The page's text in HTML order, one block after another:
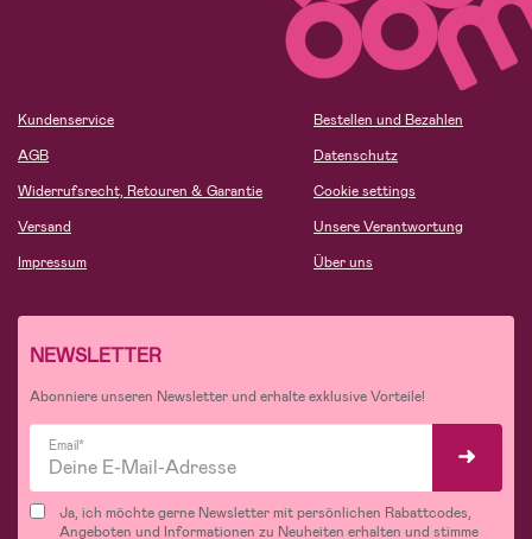
Kundenservice
AGB
Widerrufsrecht, Retouren & Garantie
Versand
Impressum
Bestellen und Bezahlen
Datenschutz
Cookie settings
Unsere Verantwortung
Über uns
NEWSLETTER
Abonniere unseren Newsletter und erhalte exklusive Vorteile!
Email*
Ja, ich möchte gerne Newsletter mit persönlichen Rabattcodes,
Angeboten und Informationen zu Neuheiten erhalten und stimme